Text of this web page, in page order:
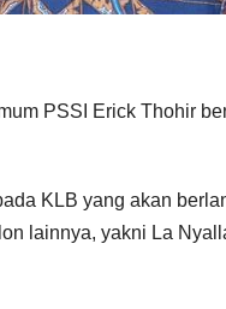
PSSI Erick Thohir
KLB yang akan
lainnya, yakni La